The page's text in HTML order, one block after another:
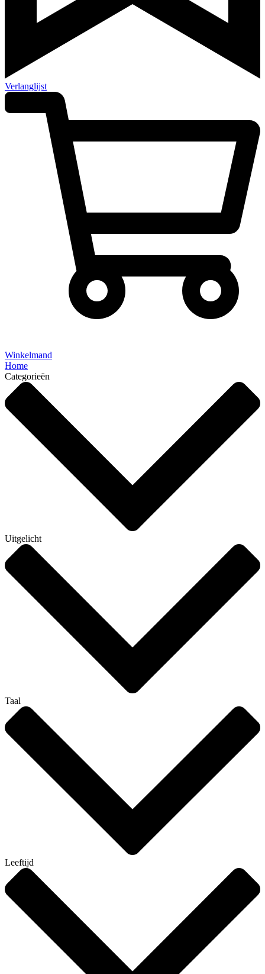
Verlanglijst
Winkelmand
Home
Categorieën
Uitgelicht
Taal
Leeftijd